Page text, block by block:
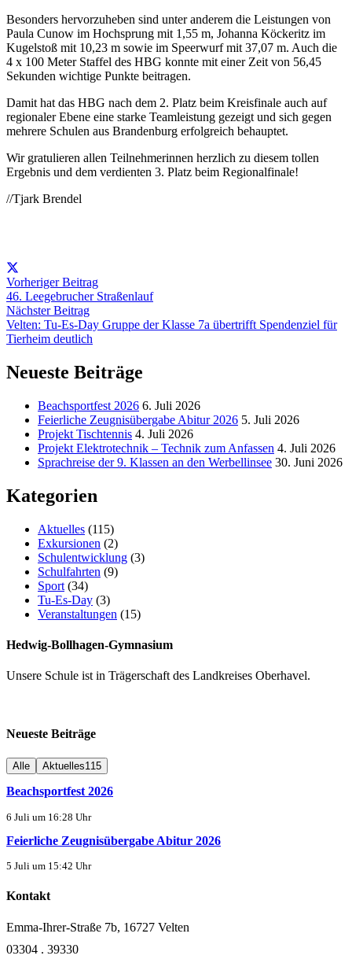
Besonders hervorzuheben sind unter anderem die Leistungen von
Paula Cunow im Hochsprung mit 1,55 m, Johanna Köckeritz im
Kugelstoß mit 10,23 m sowie im Speerwurf mit 37,07 m. Auch die
4 x 100 Meter Staffel des HBG konnte mit einer Zeit von 56,45
Sekunden wichtige Punkte beitragen.
Damit hat das HBG nach dem 2. Platz beim Kreisfinale auch auf
regionaler Ebene eine starke Teamleistung gezeigt und sich gegen
mehrere Schulen aus Brandenburg erfolgreich behauptet.
Wir gratulieren allen Teilnehmerinnen herzlich zu diesem tollen
Ergebnis und dem verdienten 3. Platz beim Regionalfinale!
//Tjark Brendel
Vorheriger Beitrag
46. Leegebrucher Straßenlauf
Nächster Beitrag
Velten: Tu-Es-Day Gruppe der Klasse 7a übertrifft Spendenziel für
Tierheim deutlich
Neueste Beiträge
Beachsportfest 2026 6. Juli 2026
Feierliche Zeugnisübergabe Abitur 2026 5. Juli 2026
Projekt Tischtennis 4. Juli 2026
Projekt Elektrotechnik – Technik zum Anfassen 4. Juli 2026
Sprachreise der 9. Klassen an den Werbellinsee 30. Juni 2026
Kategorien
Aktuelles (115)
Exkursionen (2)
Schulentwicklung (3)
Schulfahrten (9)
Sport (34)
Tu-Es-Day (3)
Veranstaltungen (15)
Hedwig-Bollhagen-Gymnasium
Unsere Schule ist in Trägerschaft des Landkreises Oberhavel.
Neueste Beiträge
Alle Aktuelles115
Beachsportfest 2026
6 Juli um 16:28 Uhr
Feierliche Zeugnisübergabe Abitur 2026
5 Juli um 15:42 Uhr
Kontakt
Emma-Ihrer-Straße 7b, 16727 Velten
03304 . 39330